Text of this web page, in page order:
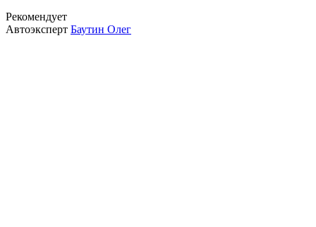
Рекомендует
Автоэксперт Баутин Олег